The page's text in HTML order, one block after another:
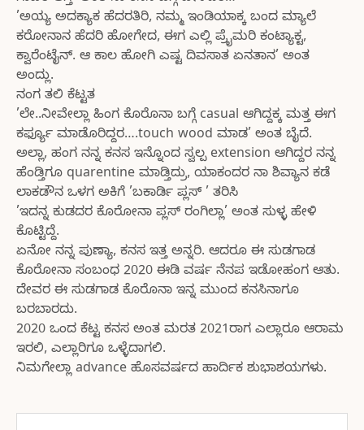
’ಅಯ್ಯ ಅದಕ್ಯಾಕ ಹೆದರತಿರಿ, ನಮ್ಮ ಇಂಡಿಯಾಕ್ಕ ಬಂದ ಮ್ಯಾಲೆ
ಕರೋನಾನ ಹೆದರಿ ಹೋಗೇದ, ಈಗ ಎಲ್ಲಿ ಪ್ರೈಮರಿ ಕಂಟ್ಯಾಕ್ಟ,
ಕ್ವಾರೆಂಟೈನ್. ಆ ಕಾಲ ಹೋಗಿ ಎಷ್ಟ ದಿವಸಾತ ಏನತಾನ’ ಅಂತ
ಅಂದ್ಲು.
ನಂಗ ತಲಿ ಕೆಟ್ಟತ
’ಲೇ..ನೀವೇಲ್ಲಾ ಹಿಂಗ ಕೊರೊನಾ ಬಗ್ಗೆ casual ಆಗಿದ್ದಕ್ಕ ಮತ್ತ ಈಗ
ಕರ್ಫ್ಯೂ ಮಾಡೊರಿದ್ದರ….touch wood ಮಾಡ’ ಅಂತ ಬೈದೆ.
ಅಲ್ಲಾ, ಹಂಗ ನನ್ನ ಕನಸ ಇನ್ನೊಂದ ಸ್ವಲ್ಪ extension ಆಗಿದ್ದರ ನನ್ನ
ಹೆಂಡ್ತಿಗೂ quarentine ಮಾಡ್ತಿದ್ರು, ಯಾಕಂದರ ನಾ ಶಿವ್ಯಾನ ಕಡೆ
ಲಾಕಡೌನ ಒಳಗ ಅಕಿಗೆ ’ಬಕಾರ್ಡಿ ಪ್ಲಸ್ ’ ತರಿಸಿ
’ಇದನ್ನ ಕುಡದರ ಕೊರೋನಾ ಪ್ಲಸ್ ರಂಗಿಲ್ಲಾ’ ಅಂತ ಸುಳ್ಳ ಹೇಳಿ
ಕೊಟ್ಟಿದ್ದೆ.
ಏನೋ ನನ್ನ ಪುಣ್ಯಾ, ಕನಸ ಇತ್ತ ಅನ್ನರಿ. ಆದರೂ ಈ ಸುಡಗಾಡ
ಕೊರೋನಾ ಸಂಬಂಧ 2020 ಈಡಿ ವರ್ಷ ನೆನಪ ಇಡೋಹಂಗ ಆತು.
ದೇವರ ಈ ಸುಡಗಾಡ ಕೊರೊನಾ ಇನ್ನ ಮುಂದ ಕನಸಿನಾಗೂ
ಬರಬಾರದು.
2020 ಒಂದ ಕೆಟ್ಟ ಕನಸ ಅಂತ ಮರತ 2021ರಾಗ ಎಲ್ಲಾರೂ ಆರಾಮ
ಇರಲಿ, ಎಲ್ಲಾರಿಗೂ ಒಳ್ಳೆದಾಗಲಿ.
ನಿಮಗೇಲ್ಲಾ advance ಹೊಸವರ್ಷದ ಹಾರ್ದಿಕ ಶುಭಾಶಯಗಳು.